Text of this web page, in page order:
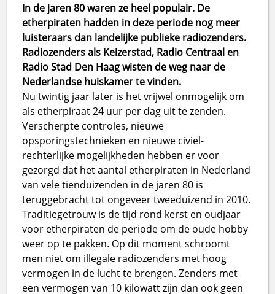
In de jaren 80 waren ze heel populair. De
etherpiraten hadden in deze periode nog meer
luisteraars dan landelijke publieke radiozenders.
Radiozenders als Keizerstad, Radio Centraal en
Radio Stad Den Haag wisten de weg naar de
Nederlandse huiskamer te vinden.
Nu twintig jaar later is het vrijwel onmogelijk om
als etherpiraat 24 uur per dag uit te zenden.
Verscherpte controles, nieuwe
opsporingstechnieken en nieuwe civiel-
rechterlijke mogelijkheden hebben er voor
gezorgd dat het aantal etherpiraten in Nederland
van vele tienduizenden in de jaren 80 is
teruggebracht tot ongeveer tweeduizend in 2010.
Traditiegetrouw is de tijd rond kerst en oudjaar
voor etherpiraten de periode om de oude hobby
weer op te pakken. Op dit moment schroomt
men niet om illegale radiozenders met hoog
vermogen in de lucht te brengen. Zenders met
een vermogen van 10 kilowatt zijn dan ook geen